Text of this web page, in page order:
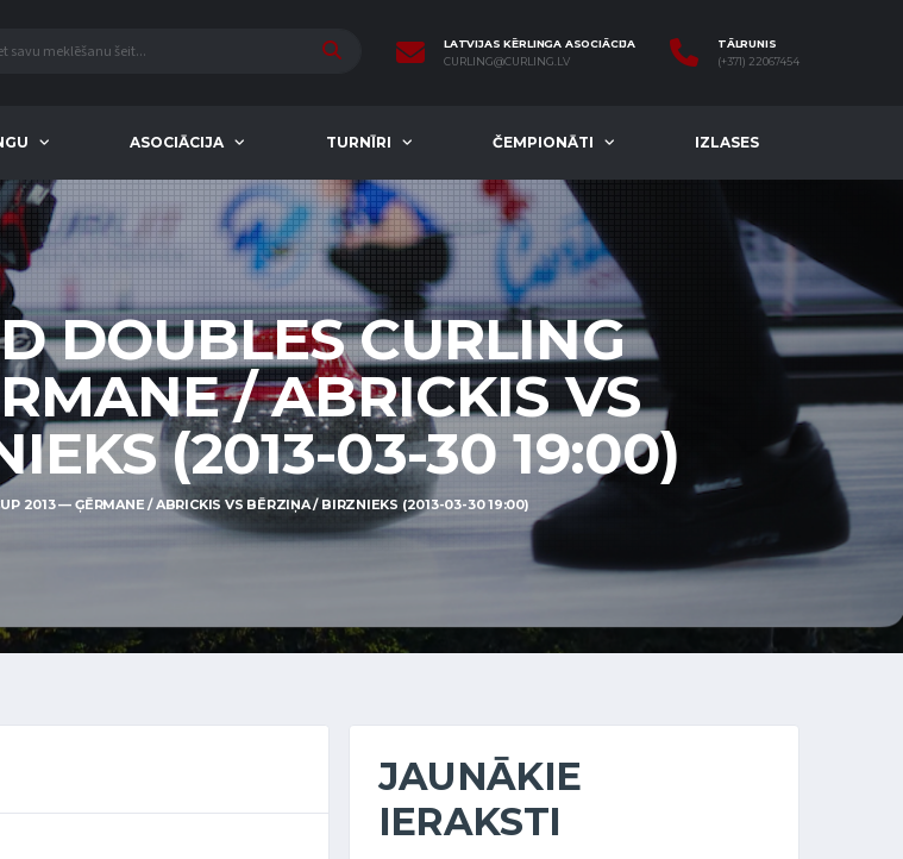
LATVIJAS KĒRLINGA ASOCIĀCIJA
CURLING@CURLING.LV
TĀLRUNIS
(+371) 22067454
ASOCIĀCIJA TURNĪRI ČEMPIONĀTI IZLASES
DOUBLES CURLING
/ ABRICKIS VS
(2013-03-30 19:00)
2013 — ĢĒRMANE / ABRICKIS VS BĒRZIŅA / BIRZNIEKS (2013-03-30 19:00)
JAUNĀKIE
IERAKSTI